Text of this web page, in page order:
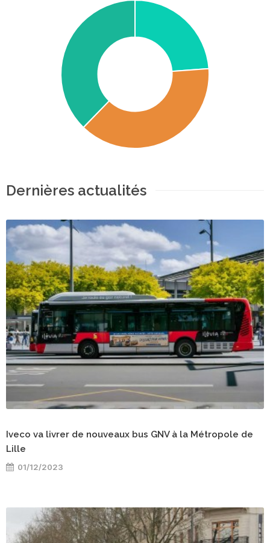
Dernières actualités
Iveco va livrer de nouveaux bus GNV à la Métropole de
Lille
01/12/2023